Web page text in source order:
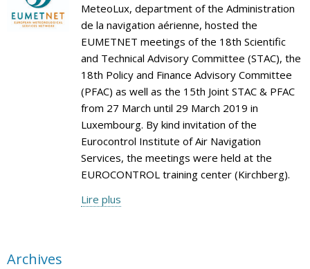
MeteoLux, department of the Administration
de la navigation aérienne, hosted the
EUMETNET meetings of the 18th Scientific
and Technical Advisory Committee (STAC), the
18th Policy and Finance Advisory Committee
(PFAC) as well as the 15th Joint STAC & PFAC
from 27 March until 29 March 2019 in
Luxembourg. By kind invitation of the
Eurocontrol Institute of Air Navigation
Services, the meetings were held at the
EUROCONTROL training center (Kirchberg).
Lire plus
Archives